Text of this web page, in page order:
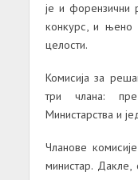
је и форензични
конкурс, и њено
целости.
Комисија за
три члана:
Министарства и
Чланове
министар.